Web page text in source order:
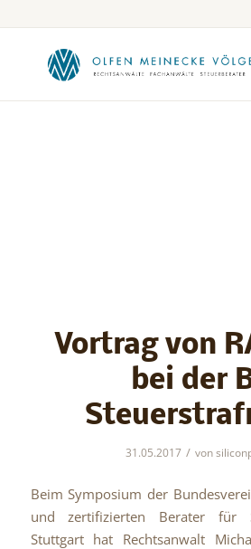
Vortrag von
bei der
31.05.2017 / von
Beim Symposium der
und zertifizierten Berater für
Stuttgart hat Rechtsanwalt